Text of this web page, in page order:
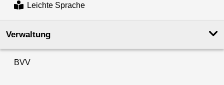
Leichte Sprache
Verwaltung
BVV